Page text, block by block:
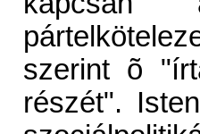
szerint õ
részét".